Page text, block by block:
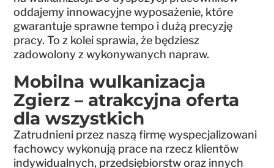
oddajemy innowacyjne wyposażenie, które
gwarantuje sprawne tempo i dużą precyzję
pracy. To z kolei sprawia, że będziesz
zadowolony z wykonywanych napraw.
Mobilna wulkanizacja
Zgierz – atrakcyjna oferta
dla wszystkich
Zatrudnieni przez naszą firmę wyspecjalizowani
fachowcy wykonują prace na rzecz klientów
indywidualnych, przedsiębiorstw oraz innych